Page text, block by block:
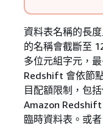
資料表名稱的長
的名稱會截斷至
多位元組字元，
Redshift 會依節
目配額限制，包
Amazon Redshift
臨時資料表。或